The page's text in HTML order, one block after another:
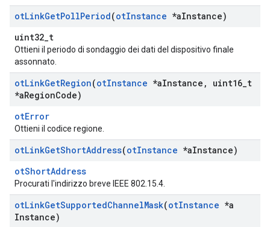
otLinkGetPollPeriod(otInstance *aInstance)
uint32_t
Ottieni il periodo di sondaggio dei dati del dispositivo finale
assonnato.
otLinkGetRegion(otInstance *aInstance , uint16 t
*aRegionCode)
otError
Ottieni il codice regione.
otLinkGetShortAddress(otInstance *aInstance)
otShortAddress
Procurati l'indirizzo breve IEEE 802.15.4.
otLinkGetSupportedChannelMask(otInstance *a
Instance)